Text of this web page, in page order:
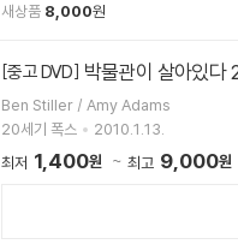
새상품 8,000원
[중고 DVD] 박물관이 살아있다
Ben Stiller / Amy Adams
20세기 폭스
2010.1.13.
최저 1,400원 최고 9,000원